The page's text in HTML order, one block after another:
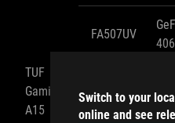
Switch to your
online and see
TUF
Gaming
A15
FA507UV
FA507UU